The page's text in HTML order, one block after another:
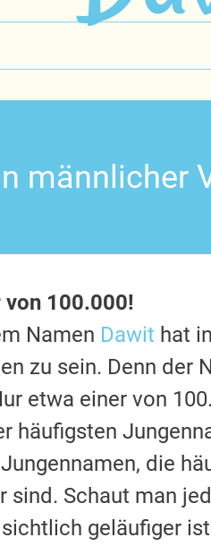
männlicher
von 100.000!
Namen Dawit hat
zu sein. Denn der
etwa einer von
häufigsten
die
sind. Schaut man
geläufiger